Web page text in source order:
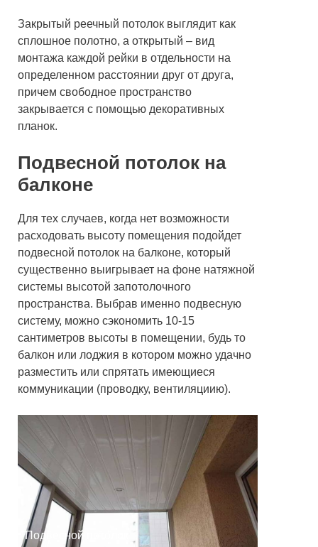
Закрытый реечный потолок выглядит как
сплошное полотно, а открытый – вид
монтажа каждой рейки в отдельности на
определенном расстоянии друг от друга,
причем свободное пространство
закрывается с помощью декоративных
планок.
Подвесной потолок на
балконе
Для тех случаев, когда нет возможности
расходовать высоту помещения подойдет
подвесной потолок на балконе, который
существенно выигрывает на фоне натяжной
системы высотой запотолочного
пространства. Выбрав именно подвесную
систему, можно сэкономить 10-15
сантиметров высоты в помещении, будь то
балкон или лоджия в котором можно удачно
разместить или спрятать имеющиеся
коммуникации (проводку, вентиляциию).
Подвесной потолок